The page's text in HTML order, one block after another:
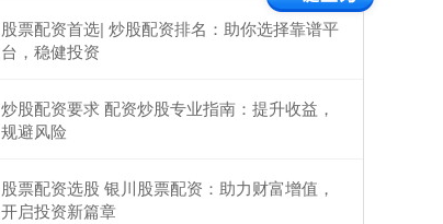
股票配资首选| 炒股配资排名：助你选择靠谱平
台，稳健投资
炒股配资要求 配资炒股专业指南：提升收益，
规避风险
股票配资选股 银川股票配资：助力财富增值，
开启投资新篇章